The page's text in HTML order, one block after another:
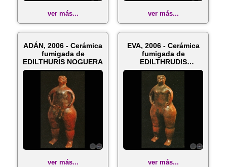
ver más... ver más...
ADÁN, 2006 - Cerámica
fumigada de
EDILTHURIS NOGUERA
ver más...
EVA, 2006 - Cerámica
fumigada de
EDILTHRUDIS
NOGUERA
ver más...